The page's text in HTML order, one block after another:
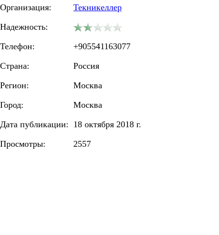
Организация:
Текникеллер
Надежность:
Телефон:
+905541163077
Страна:
Россия
Регион:
Москва
Город:
Москва
Дата публикации: 18 октября 2018 г.
Просмотры:
2557